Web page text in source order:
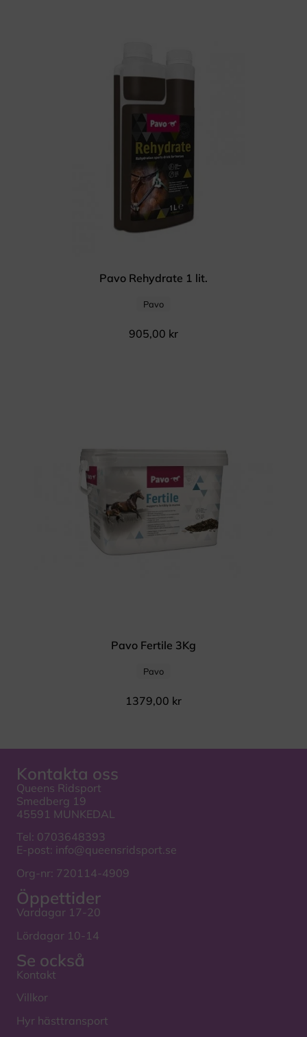
Pavo Rehydrate 1 lit.
Pavo
905,00 kr
Pavo Fertile 3Kg
Pavo
1379,00 kr
Kontakta oss
Queens Ridsport
Smedberg 19
45591 MUNKEDAL
Tel: 0703648393
E-post: info@queensridsport.se
Org-nr: 720114-4909
Öppettider
Vardagar 17-20
Lördagar 10-14
Se också
Kontakt
Villkor
Hyr hästtransport